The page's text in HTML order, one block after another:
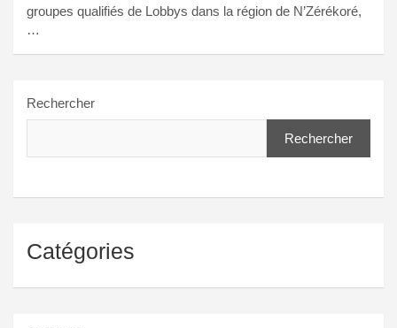
groupes qualifiés de Lobbys dans la région de N’Zérékoré,
…
Rechercher
Rechercher
Catégories